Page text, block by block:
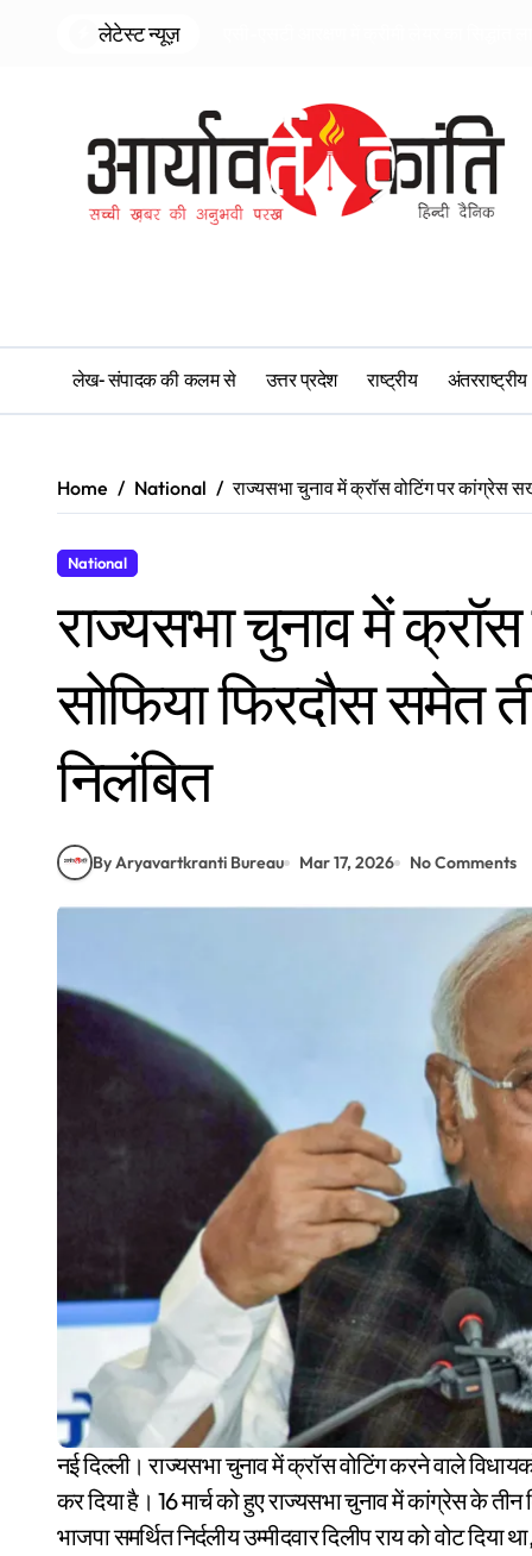
लेटेस्ट न्यूज़
लेख- संपादक की कलम से उत्तर प्रदेश राष्ट्रीय अंतरराष्ट्रीय
Home National राज्यसभा चुनाव में क्रॉस वोटिंग पर कांग्रेस
National
राज्यसभा चुनाव में
सोफिया फिरदौस समेत
निलंबित
By Aryavartkranti Bureau Mar 17, 2026 No Comments
नई दिल्ली। राज्यसभा चुनाव में क्रॉस वोटिंग करने वाले विधायकों के खिलाफ सख्त रुख अपनाते हुए कांग्रेस पार्टी ने उन्हें निलंबित
कर दिया है। 16 मार्च को हुए राज्यसभा चुनाव में कांग्रेस के
भाजपा समर्थित निर्दलीय उम्मीदवार दिलीप राय को वोट